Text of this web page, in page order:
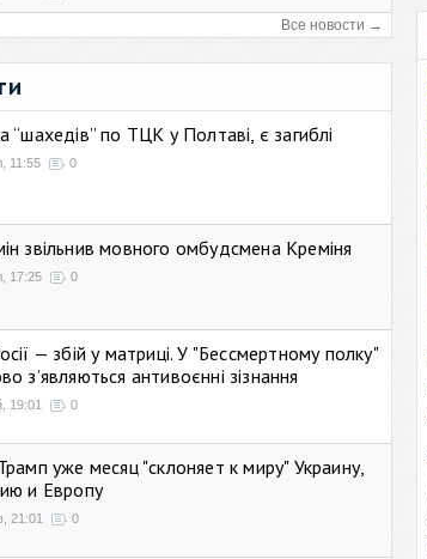
Все новости →
“шахедів” по ТЦК у Полтаві, є загиблі
11:55 0
звільнив мовного омбудсмена Креміня
17:25 0
— збій у матриці. У "Бессмертному полку"
зʼявляються антивоєнні зізнання
19:01 0
уже месяц "склоняет к миру" Украину,
и Европу
21:01 0